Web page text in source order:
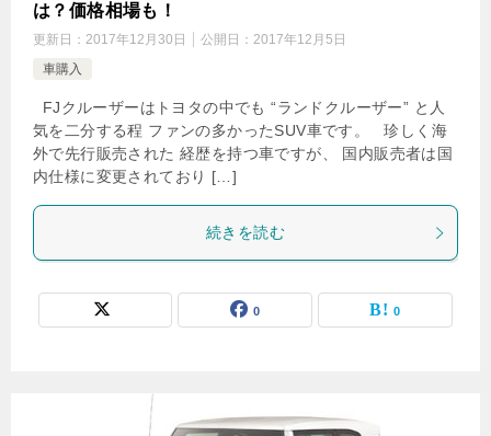
は？価格相場も！
更新日： 2017年12月30日 公開日： 2017年12月5日
車購入
FJクルーザーはトヨタの中でも “ランドクルーザー” と人
気を二分する程 ファンの多かったSUV車です。 珍しく海
外で先行販売された 経歴を持つ車ですが、 国内販売者は国
内仕様に変更されており […]
続きを読む
0 0